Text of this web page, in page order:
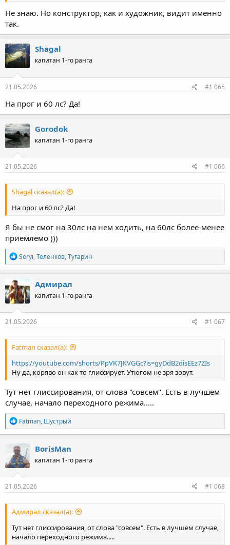
Не знаю. Но конструктор, как и художник, видит именно
так.
Shagal
капитан 1-го ранга
21.05.2026 #1 065
На прог и 60 лс? Да!
Gorodok
капитан 1-го ранга
21.05.2026 #1 066
Shagal сказал(а):
На прог и 60 лс? Да!
Я бы не смог на 30лс на нем ходить, на 60лс более-менее
приемлемо )))
Р
е
а
к
ц
и
и
:
Seryi,Теленков,Тугарин
Адмирал
капитан 1-го ранга
21.05.2026 #1 067
Fatman сказал(а):
https://youtube.com/shorts/PpVK7JKVGGc?is=gyDdB2disEEz7ZIs
Ну да, коряво он как то глиссирует. Утюгом не зря зовут.
Тут нет глиссирования, от слова "совсем". Есть в лучшем
случае, начало переходного режима.....
Р
е
а
к
ц
и
и
:
Fatman, Шустрый
BorisMan
капитан 1-го ранга
21.05.2026 #1 068
Адмирал сказал(а):
Тут нет глиссирования, от слова "совсем". Есть в лучшем случае,
начало переходного режима.....